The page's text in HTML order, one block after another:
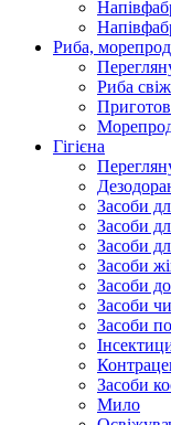
Риба,
Риба
Гігієна
Засоби
Засоби
Засоби
Засоби
Засоби
Засоби
Засоби
Засоби
Мило